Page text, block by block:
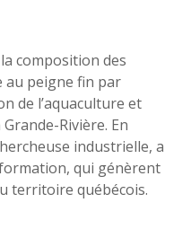
composition des
au peigne fin par
de l’aquaculture et
Rivière. En
industrielle, a
qui génèrent
territoire québécois.